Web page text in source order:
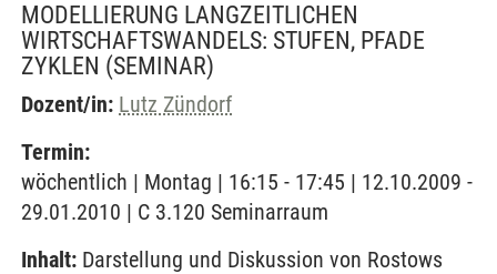
MODELLIERUNG LANGZEITLICHEN
WIRTSCHAFTSWANDELS: STUFEN, PFADE
ZYKLEN (SEMINAR)
Dozent/in: Lutz Zündorf
Termin:
wöchentlich | Montag | 16:15 - 17:45 | 12.10.2009 -
29.01.2010 | C 3.120 Seminarraum
Inhalt: Darstellung und Diskussion von Rostows